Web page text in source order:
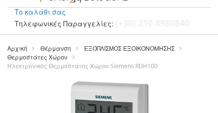
Το καλάθι σας
Τηλεφωνικές Παραγγελίες:
Μετάβαση
περιεχόμενο
Αρχική Θέρμανση
ΕΞΟΠΛΙΣΜΟΣ ΕΞΟΙΚΟΝΟΜΗΣΗΣ
Θερμοστάτες Χώρου
Ηλεκτρονικός Θερμοστάτης Χώρου Siemens RDH100